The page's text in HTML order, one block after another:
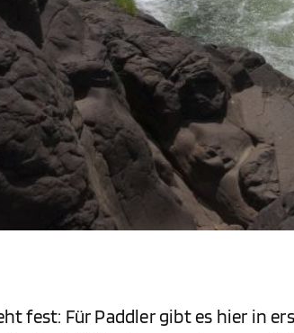
fest: Für Paddler gibt es hier in